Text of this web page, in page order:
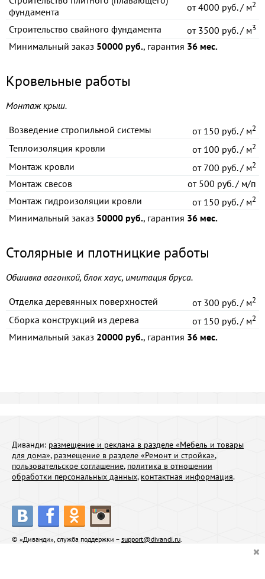
фундамента
от4000 руб. / м2
Строительство свайного фундамента от3500 руб. / м3
Минимальный заказ 50000 руб., гарантия 36 мес.
Кровельные работы
Монтаж крыш.
Возведение стропильной системы от150 руб. / м2
Теплоизоляция кровли от100 руб. / м2
Монтаж кровли от700 руб. / м2
Монтаж свесов от500 руб. / м/п
Монтаж гидроизоляции кровли
от150 руб. / м2
Минимальный заказ 50000 руб., гарантия 36 мес.
Столярные и плотницкие работы
Обшивка вагонкой, блок хаус, имитация бруса.
Отделка деревянных поверхностей от300 руб. / м2
Сборка конструкций из дерева от150 руб. / м2
Минимальный заказ 20000 руб., гарантия 36 мес.
Диванди: размещение и реклама в разделе «Мебель и товары
для дома», размещение в разделе «Ремонт и стройка»,
пользовательское соглашение, политика в отношении
обработки персональных данных, контактная информация.
© «Диванди», служба поддержки – support@divandi.ru.